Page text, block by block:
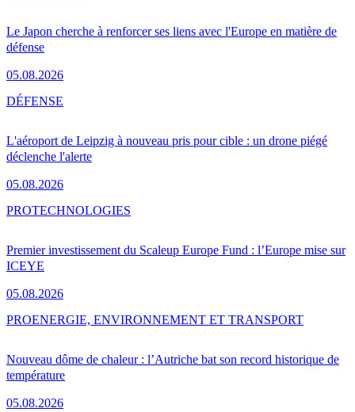
Le Japon cherche à renforcer ses liens avec l'Europe en matière de
défense
05.08.2026
L'aéroport de Leipzig à nouveau pris pour cible : un drone piégé
déclenche l'alerte
05.08.2026
DÉFENSE
Premier investissement du Scaleup Europe Fund : l’Europe mise sur
ICEYE
05.08.2026
PROTECHNOLOGIES
Nouveau dôme de chaleur : l’Autriche bat son record historique de
température
05.08.2026
PROENERGIE, ENVIRONNEMENT ET TRANSPORT